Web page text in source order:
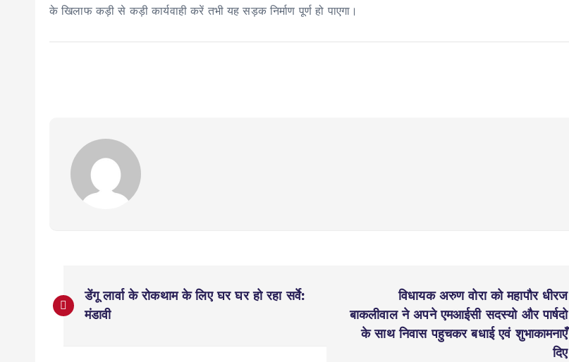
के खिलाफ कड़ी से कड़ी कार्यवाही करें तभी यह सड़क निर्माण पूर्ण हो पाएगा।
P
o
डेंगू लार्वा के रोकथाम के लिए घर घर हो रहा सर्वे:
मंडावी
विधायक अरुण वोरा को महापौर धीरज
बाकलीवाल ने अपने एमआईसी सदस्यो और पार्षदो
के साथ निवास पहुचकर बधाई एवं शुभाकामनाएँ
दिए